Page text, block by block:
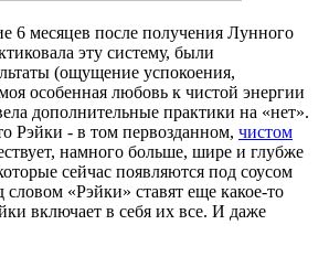
6 месяцев после получения Лунного
эту систему, были
(ощущение успокоения,
особенная любовь к чистой энергии
дополнительные практики на «нет».
Рэйки - в том первозданном, чистом
намного больше, шире и глубже
сейчас появляются под соусом
«Рэйки» ставят еще какое-то
включает в себя их все. И даже